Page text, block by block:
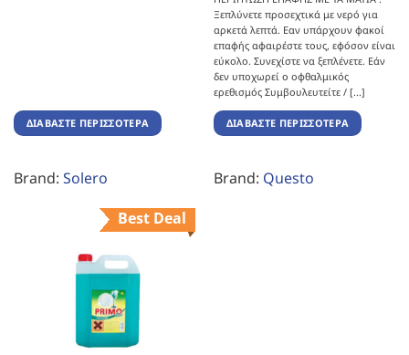
ΔΙΑΒΆΣΤΕ ΠΕΡΙΣΣΌΤΕΡΑ
Brand: Solero
Ξεπλύνετε προσεχτικά με νερό για
αρκετά λεπτά. Εαν υπάρχουν φακοί
επαφής αφαιρέστε τους, εφόσον είναι
εύκολο. Συνεχίστε να ξεπλένετε. Εάν
δεν υποχωρεί ο οφθαλμικός
ερεθισμός Συμβουλευτείτε / [...]
ΔΙΑΒΆΣΤΕ ΠΕΡΙΣΣΌΤΕΡΑ
Brand: Questo
Best Deal